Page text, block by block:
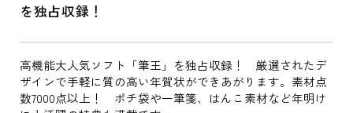
を独占収録！
高機能大人気ソフト「筆王」を独占収録！ 厳選されたデ
ザインで手軽に質の高い年賀状ができあがります。素材点
数7000点以上！ ポチ袋や一筆箋、はんこ素材など年明け